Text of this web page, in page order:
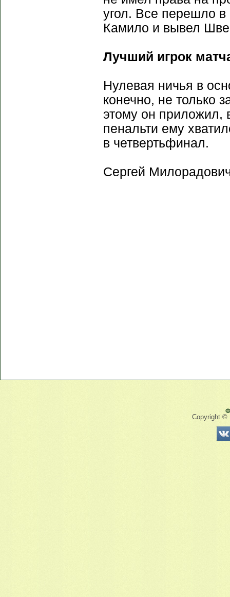
угол. Все перешло в
Камило и вывел
Лучший игрок
Нулевая ничья в
конечно, не только
этому он приложил,
пенальти ему
в четвертьфинал.
Сергей
Copyright ©